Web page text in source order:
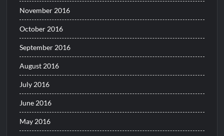
November 2016
October 2016
September 2016
August 2016
July 2016
June 2016
May 2016